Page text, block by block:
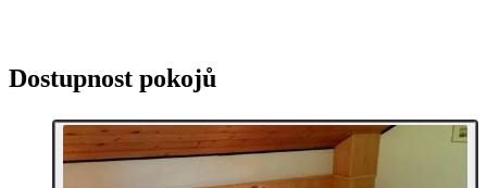
Dostupnost pokojů